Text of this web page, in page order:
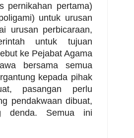
pernikahan pertama)
untuk urusan
urusan perbicaraan,
untuk tujuan
ke Pejabat Agama
bersama semua
kepada pihak
pasangan perlu
pendakwaan dibuat,
denda. Semua ini